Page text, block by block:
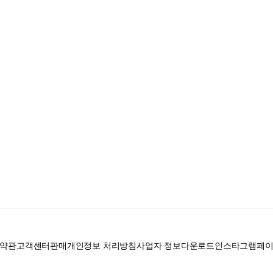
관고객센터판매개인정보 처리방침사업자 정보다운로드인스타그램페